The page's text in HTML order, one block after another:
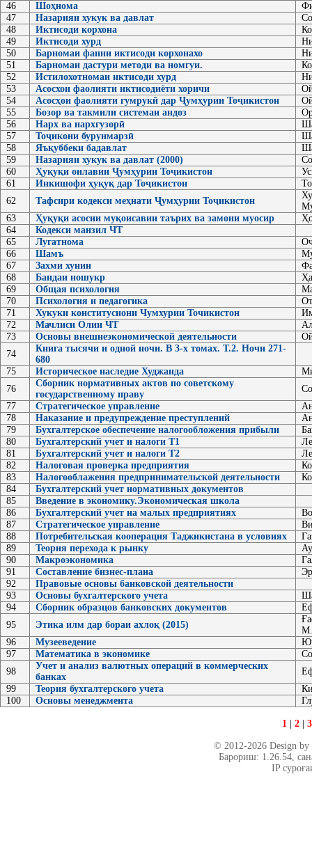
46
Шоҳнома
47
Назарияи хукук ва давлат
48
Иктисоди корхона
49
Иктисоди хурд
50
Барномаи фанни иктисоди корхонахо
51
Барномаи дастури методи ва номгуи.
52
Истилохотномаи иктисоди хурд
53
Асосхои фаолияти иктисодиёти хоричи
54
Асосҳои фаолияти гумрукӣ дар Ҷумҳурии Тоҷикистон
55
Бозор ва такмили системаи андоз
56
Нарх ва нархгузорӣ
57
Тоҷикони бурунмарзӣ
58
Яъқуббеки бадавлат
59
Назарияи хукук ва давлат (2000)
60
Ҳуқуқи оилавии Ҷумҳурии Тоҷикистон
61
Инкишофи ҳуқуқ дар Тоҷикистон
62
Тафсири кодекси меҳнати Ҷумҳурии Тоҷикистон
63
Ҳуқуқи асосии муқоисавии таърих ва замони муосир
64
Кодекси манзил ЧТ
65
Лугатнома
66
Шамъ
67
Захми хунин
68
Бандаи ношукр
69
Общая психология
70
Психология и педагогика
71
Хукуки конститусиони Чумхурии Точикистон
72
Мачлиси Олии ЧТ
73
Основы внешнеэкономической деятельности
74
Книга тысячи и одной ночи. В 3-х томах. Т.2. Ночи 271-
680
75
Историческое наследие Худжанда
76
Сборник нормативных актов по советскому
государственному праву
77
Cтратегическое управление
78
Наказание и предупреждение преступлений
79
Бухгалтерское обеспечение налогообложения прибыли
80
Бухгалтерский учет и налоги Т1
81
Бухгалтерский учет и налоги Т2
82
Налоговая проверка предприятия
83
Налогооблажения предпринимательской деятельности
84
Бухгалтерский учет нормативных документов
85
Введение в экономику.Экономическая школа
86
Бухгалтерский учет на малых предприятиях
87
Стратегическое управление
88
Потребительская кооперация Таджикистана в условиях
89
Теория перехода к рынку
90
Макроэкономика
91
Составление бизнес-плана
92
Правовые основы банковской деятельности
93
Основы бухгалтерского учета
94
Сборник образцов банковских документов
95
Этика илм дар бораи ахлоқ (2015)
96
Музееведение
97
Математика в экономике
98
Учет и анализ валютных операций в коммерческих
банках
99
Теория бухгалтерского учета
100
Основы менеджмента
1| 2| 3
© 2012-2026 Design
Барориш: 1.26.54,
IP